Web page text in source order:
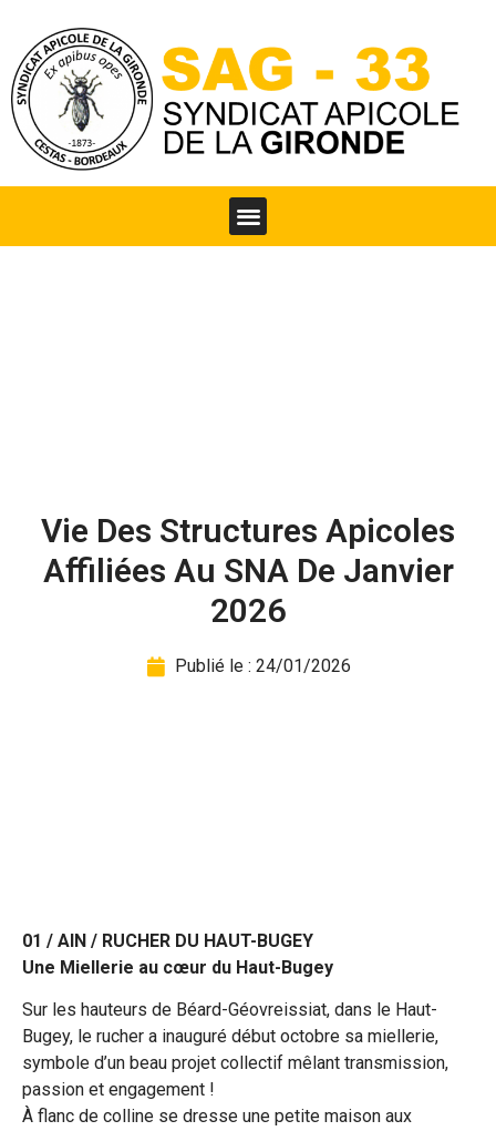
Vie Des Structures Apicoles
Affiliées Au SNA De Janvier
2026
Publié le : 24/01/2026
01 / AIN / RUCHER DU HAUT-BUGEY
Une Miellerie au cœur du Haut-Bugey
Sur les hauteurs de Béard-Géovreissiat, dans le Haut-
Bugey, le rucher a inauguré début octobre sa miellerie,
symbole d’un beau projet collectif mêlant transmission,
passion et engagement !
À flanc de colline se dresse une petite maison aux